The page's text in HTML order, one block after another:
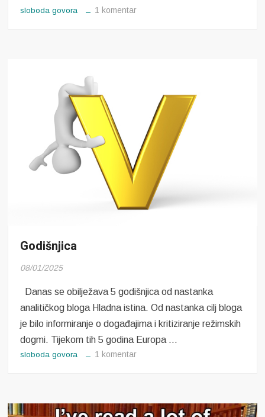
sloboda govora 1 komentarna
Godišnjica
08/01/2025
Danas se obilježava 5 godišnjica od nastanka
analitičkog bloga Hladna istina. Od nastanka cilj bloga
je bilo informiranje o događajima i kritiziranje režimskih
dogmi. Tijekom tih 5 godina Europa …
sloboda govora 1 komentarna